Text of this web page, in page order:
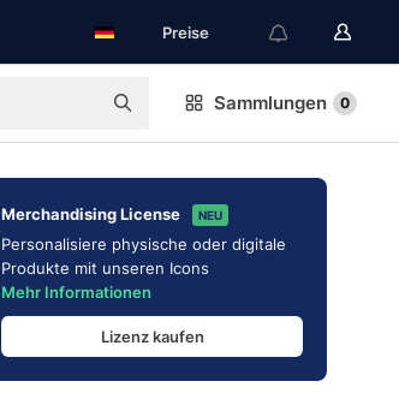
Preise
Sammlungen 0
Merchandising License NEU
Personalisiere physische oder digitale
Produkte mit unseren Icons
Mehr Informationen
Lizenz kaufen